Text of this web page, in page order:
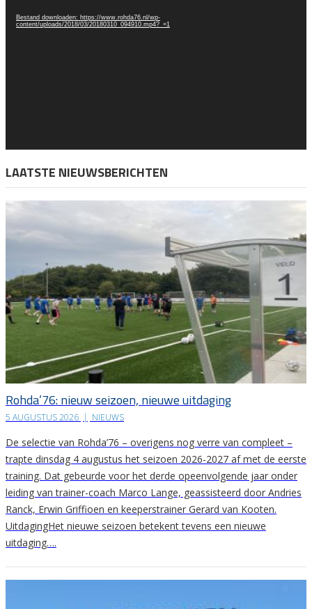
Bestand downloaden: https://www.rohda76.nl/wp-
content/uploads/2018/03/20180310_094910.mp4?_=1
LAATSTE NIEUWSBERICHTEN
Rohda’76: nieuw seizoen, nieuwe uitdaging
5 AUGUSTUS 2026 | NIEUWS
De selectie van Rohda’76 – overigens nog verre van compleet –
trapte dinsdag 4 augustus het seizoen 2026-2027 af met de eerste
training. Dat gebeurde voor het derde opeenvolgende jaar onder
leiding van trainer-coach Marco Lange, geassisteerd door Andries
Ranck, Erwin Griffioen en keeperstrainer Gerard van Kooten.
UitdagingHet nieuwe seizoen betekent tevens een nieuwe
uitdaging….